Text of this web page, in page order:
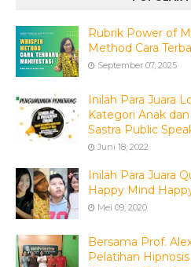
Rubrik Power of
Method Cara
September 07, 2025
Inilah Para Juara
Kategori Anak
Sastra Public
Juni 18, 2022
Inilah Para Juara
Happy Mind
Mei 09, 2020
Bersama Prof.
Pelatihan